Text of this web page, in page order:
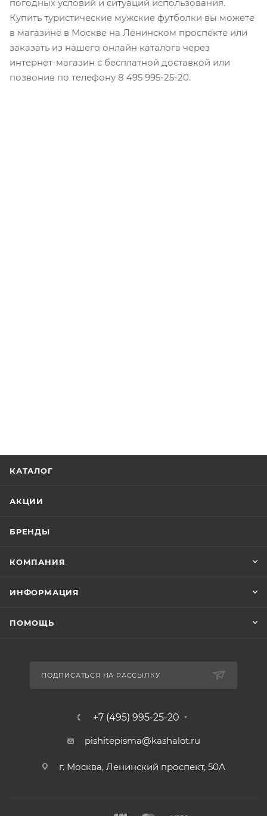
погодных условий и ситуаций использования.
Купить туристические мужские футболки вы можете
в магазине в Москве на Ленинском проспекте или
заказать из нашего онлайн каталога через
интернет-магазин с бесплатной доставкой или
позвонив по телефону 8 495 995-25-20​.
КАТАЛОГ
АКЦИИ
БРЕНДЫ
КОМПАНИЯ
ИНФОРМАЦИЯ
ПОМОЩЬ
ПОДПИСАТЬСЯ НА РАССЫЛКУ
+7 (495) 995-25-20​
pishitepisma@kashalot.ru
г. Москва, Ленинский проспект, 50А​